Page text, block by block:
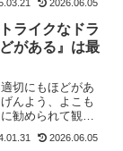
っと一息ついて
を食べたいの
簡単だけ...
2026.06.05
ライクなドラ
がある』は最
切にもほどがあ
んよう、よこも
勧められて観
いし、そもそもTV
2026.06.05